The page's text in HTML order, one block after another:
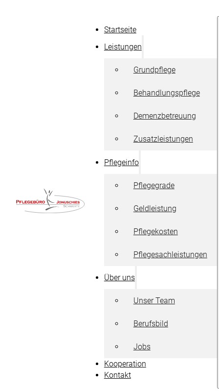
Startseite
Leistungen
Grundpflege
Behandlungspflege
Demenzbetreuung
Zusatzleistungen
Pflegeinfo
Pflegegrade
Geldleistung
Pflegekosten
Pflegesachleistungen
Über uns
Unser Team
Berufsbild
Jobs
Kooperation
Kontakt